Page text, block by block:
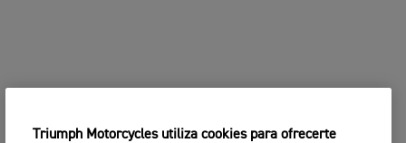
Triumph Motorcycles utiliza cookies para ofrecerte